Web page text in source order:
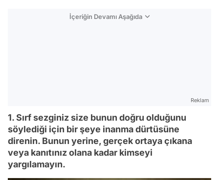
İçeriğin Devamı Aşağıda
Reklam
1. Sırf sezginiz size bunun doğru olduğunu
söylediği için bir şeye inanma dürtüsüne
direnin. Bunun yerine, gerçek ortaya çıkana
veya kanıtınız olana kadar kimseyi
yargılamayın.